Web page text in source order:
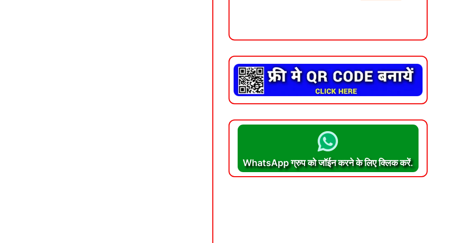
WhatsApp ग्रुप को जॉईन करने के लिए क्लिक करें.